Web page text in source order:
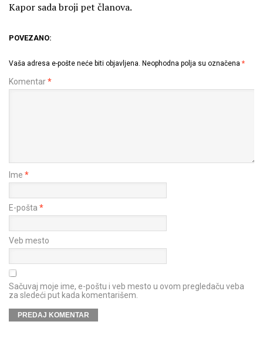
Kapor sada broji pet članova.
POVEZANO:
Vaša adresa e-pošte neće biti objavljena. Neophodna polja su označena *
Komentar*
Ime *
E-pošta *
Veb mesto
Sačuvaj moje ime, e-poštu i veb mesto u ovom pregledaču veba
za sledeći put kada komentarišem.